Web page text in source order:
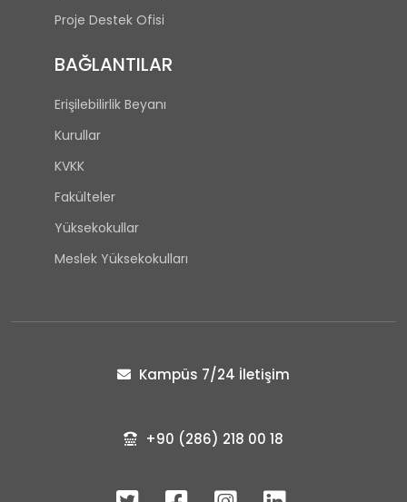
Proje Destek Ofisi
BAĞLANTILAR
Erişilebilirlik Beyanı
Kurullar
KVKK
Fakülteler
Yüksekokullar
Meslek Yüksekokulları
Kampüs 7/24 İletişim
+90 (286) 218 00 18